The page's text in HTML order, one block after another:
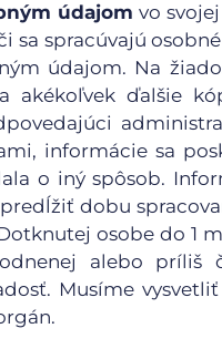
údajom vo
sa spracúvajú
údajom. Na
akékoľvek ďalšie
informácie sa
o iný spôsob.
dobu
osobe do 1
alebo
Musíme